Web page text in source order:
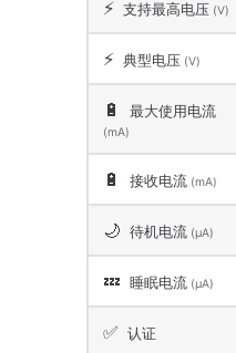
⚡ 支持最高电压 (V)
⚡ 典型电压 (V)
🔋 最大使用电流
(mA)
🔋 接收电流 (mA)
🌙 待机电流 (μA)
💤 睡眠电流 (μA)
✅ 认证